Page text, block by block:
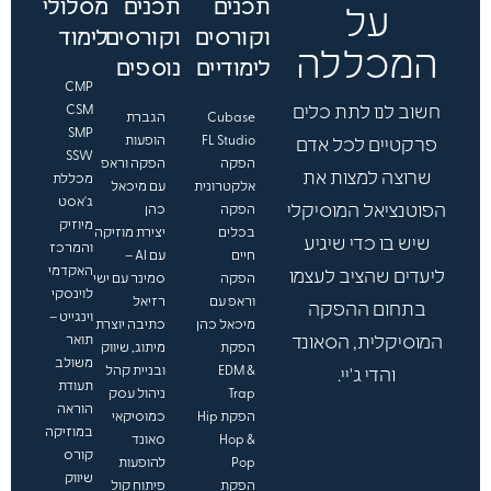
על
המכללה
חשוב לנו לתת כלים
פרקטיים לכל אדם
שרוצה למצות את
הפוטנציאל המוסיקלי
שיש בו כדי שיגיע
ליעדים שהציב לעצמו
בתחום ההפקה
המוסיקלית, הסאונד
והדי ג'יי.
תכנים
וקורסים
לימודיים
Cubase
FL Studio
הפקה
אלקטרונית
הפקה
בכלים
חיים
הפקה
וראפ עם
מיכאל כהן
הפקת
EDM &
Trap
הפקת Hip
Hop &
Pop
הפקת
תכנים
וקורסים
נוספים
הגברת
הופעות
הפקה וראפ
עם מיכאל
כהן
יצירת מוזיקה
עם AI –
סמינר עם ישי
רזיאל
כתיבה יוצרת
מיתוג, שיווק
ובניית קהל
ניהול עסק
כמוסיקאי
סאונד
להופעות
פיתוח קול
מסלולי
לימוד
CMP
CSM
SMP
SSW
מכללת
ג'אסט
מיוזיק
והמרכז
האקדמי
לוינסקי
וינגייט –
תואר
משולב
תעודת
הוראה
במוזיקה
קורס
שיווק